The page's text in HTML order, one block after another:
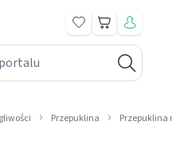
Koszyk
Przepuklina Przepuklina